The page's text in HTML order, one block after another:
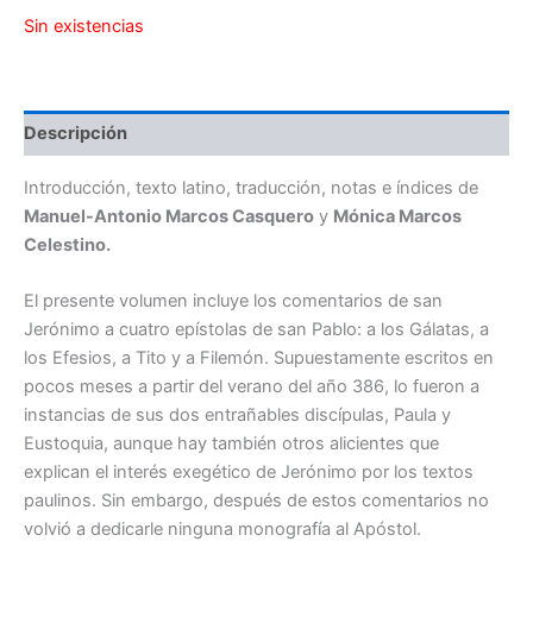
Sin existencias
Descripción
Introducción, texto latino, traducción, notas e índices de
Manuel-Antonio Marcos Casquero y Mónica Marcos
Celestino.
El presente volumen incluye los comentarios de san
Jerónimo a cuatro epístolas de san Pablo: a los Gálatas, a
los Efesios, a Tito y a Filemón. Supuestamente escritos en
pocos meses a partir del verano del año 386, lo fueron a
instancias de sus dos entrañables discípulas, Paula y
Eustoquia, aunque hay también otros alicientes que
explican el interés exegético de Jerónimo por los textos
paulinos. Sin embargo, después de estos comentarios no
volvió a dedicarle ninguna monografía al Apóstol.